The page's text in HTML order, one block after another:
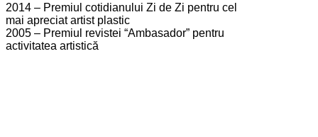
2014 – Premiul cotidianului Zi de Zi pentru cel
mai apreciat artist plastic
2005 – Premiul revistei “Ambasador” pentru
activitatea artistică